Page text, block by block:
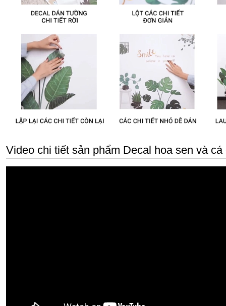
Video chi tiết sản phẩm Decal hoa sen và cá